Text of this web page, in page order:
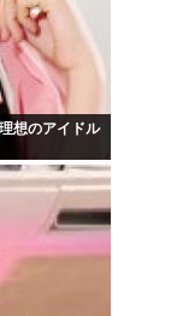
想のアイドル